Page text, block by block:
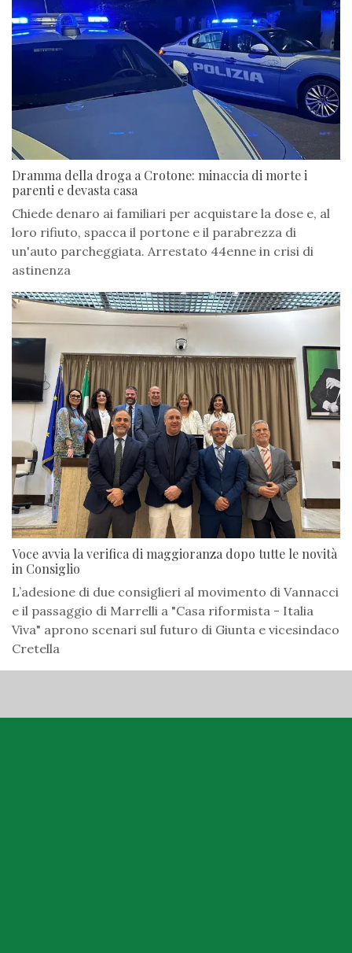
Dramma della droga a Crotone: minaccia di morte i
parenti e devasta casa
Chiede denaro ai familiari per acquistare la dose e, al
loro rifiuto, spacca il portone e il parabrezza di
un'auto parcheggiata. Arrestato 44enne in crisi di
astinenza
Voce avvia la verifica di maggioranza dopo tutte le novità
in Consiglio
L’adesione di due consiglieri al movimento di Vannacci
e il passaggio di Marrelli a "Casa riformista - Italia
Viva" aprono scenari sul futuro di Giunta e vicesindaco
Cretella